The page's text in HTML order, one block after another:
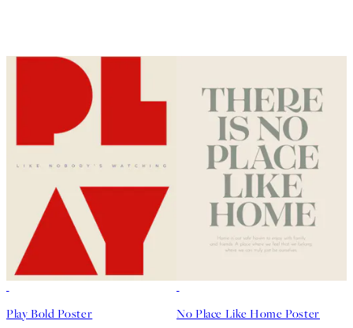
Play Bold Poster No Place Like Home Poster